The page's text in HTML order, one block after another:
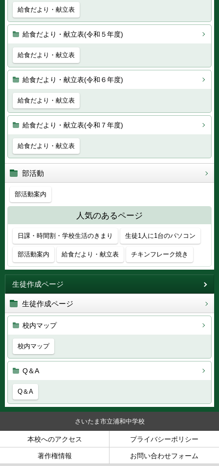
給食だより・献立表
給食だより・献立表(令和５年度)
給食だより・献立表
給食だより・献立表(令和６年度)
給食だより・献立表
給食だより・献立表(令和７年度)
給食だより・献立表
部活動
部活動案内
人気のあるページ
日課・時間割・学校生活のきまり 生徒1人に1台のパソコン
部活動案内 給食だより・献立表 チキンフレーク焼き
生徒作成ページ
生徒作成ページ
校内マップ
校内マップ
Q＆A
Q＆A
さいたま市立浦和中学校
本校へのアクセス プライバシーポリシー
著作権情報 お問い合わせフォーム